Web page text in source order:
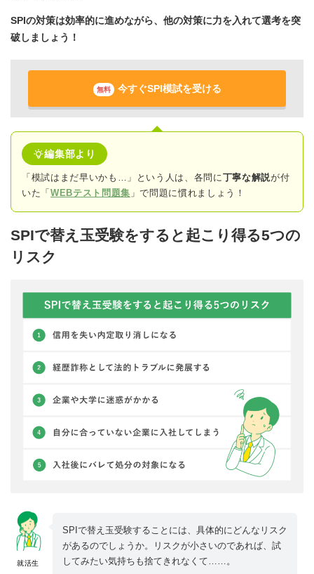
SPIの対策は効率的に進めながら、他の対策に力を入れて選考を突
破しましょう！
無料 今すぐSPI模試を受ける
編集部より
「模試はまだ早いかも…」という人は、各問に 丁寧な解説が付
いた「WEBテスト問題集 」で問題に慣れましょう！
SPIで替え玉受験をすると起こり得る5つの
リスク
就活生
SPIで替え玉受験することには、具体的にどんなリスク
があるのでしょうか。リスクが小さいのであれば、試
してみたい気持ちも捨てきれなくて……。